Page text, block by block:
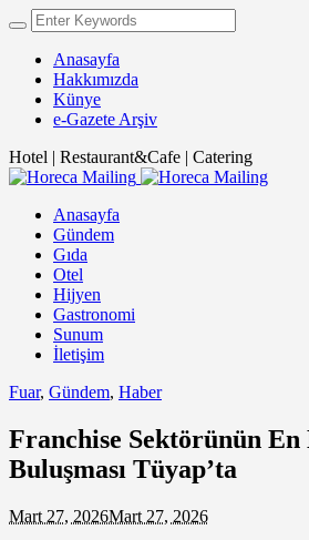
Anasayfa
Hakkımızda
Künye
e-Gazete Arşiv
Hotel | Restaurant&Cafe | Catering
Anasayfa
Gündem
Gıda
Otel
Hijyen
Gastronomi
Sunum
İletişim
Fuar, Gündem, Haber
Franchise Sektörünün En
Buluşması Tüyap’ta
Mart 27, 2026Mart 27, 2026